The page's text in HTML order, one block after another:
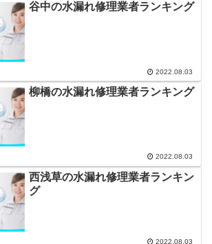
谷中の水漏れ修理業者ランキング
2022.08.03
柳橋の水漏れ修理業者ランキング
2022.08.03
西浅草の水漏れ修理業者ランキン
グ
2022.08.03